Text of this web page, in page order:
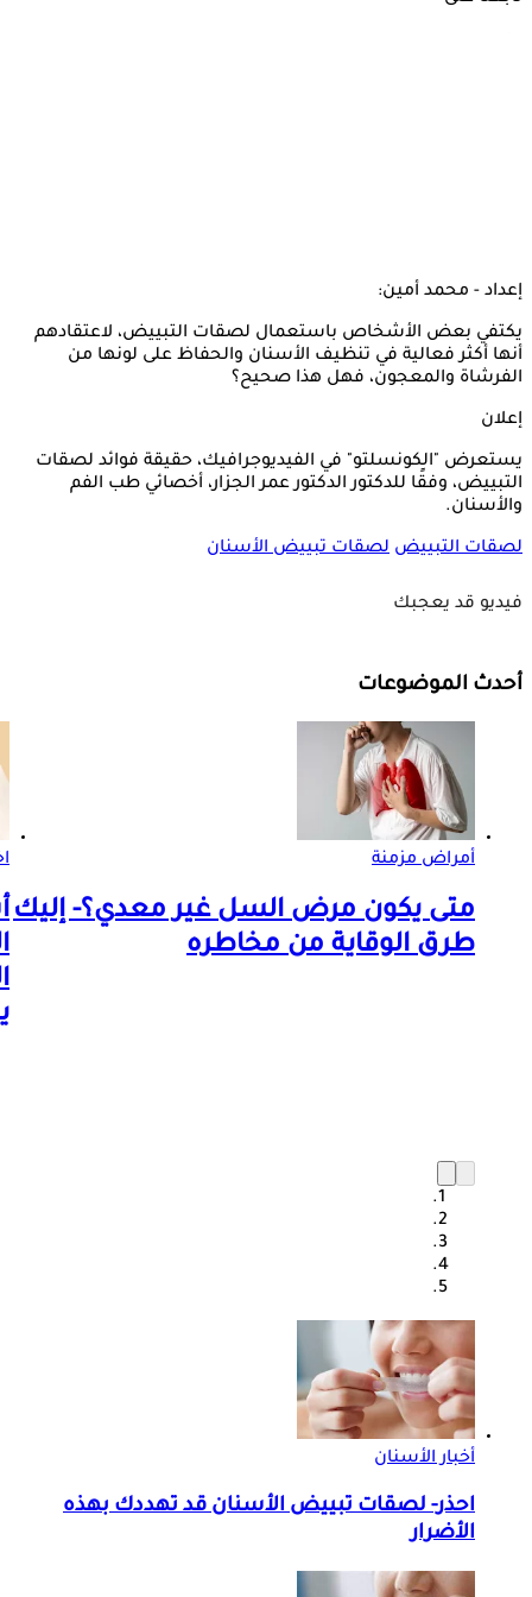
إعداد - محمد أمين:
يكتفي بعض الأشخاص باستعمال لصقات التبييض، لاعتقادهم
أنها أكثر فعالية في تنظيف الأسنان والحفاظ على لونها من
الفرشاة والمعجون، فهل هذا صحيح؟
إعلان
يستعرض "الكونسلتو" في الفيديوجرافيك، حقيقة فوائد لصقات
التبييض، وفقًا للدكتور الدكتور عمر الجزار، أخصائي طب الفم
والأسنان.
لصقات التبييض لصقات تبييض الأسنان
فيديو قد يعجبك
أحدث الموضوعات
أمراض مزمنة
متى يكون مرض السل غير معدي؟- إليك
طرق الوقاية من مخاطره
أخبار الأسنان
احذر- لصقات تبييض الأسنان قد تهددك بهذه
الأضرار